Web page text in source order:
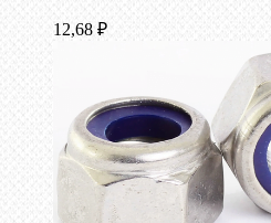
12,68 ₽